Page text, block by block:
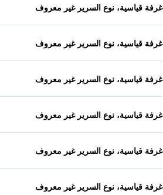
غرفة قياسية، نوع السرير غير معروف
غرفة قياسية، نوع السرير غير معروف
غرفة قياسية، نوع السرير غير معروف
غرفة قياسية، نوع السرير غير معروف
غرفة قياسية، نوع السرير غير معروف
غرفة قياسية، نوع السرير غير معروف